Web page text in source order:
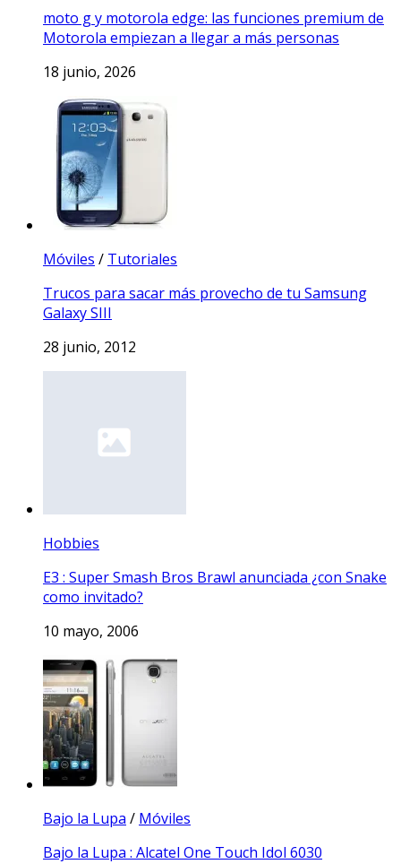
moto g y motorola edge: las funciones premium de
Motorola empiezan a llegar a más personas
18 junio, 2026
Móviles / Tutoriales
Trucos para sacar más provecho de tu Samsung
Galaxy SIII
28 junio, 2012
Hobbies
E3 : Super Smash Bros Brawl anunciada ¿con Snake
como invitado?
10 mayo, 2006
Bajo la Lupa / Móviles
Bajo la Lupa : Alcatel One Touch Idol 6030